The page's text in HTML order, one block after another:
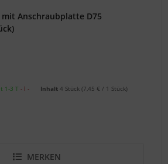
mit Anschraubplatte D75
1-3 T- ℹ - Inhalt4 Stück(7,45 € / 1 Stück)
MERKEN